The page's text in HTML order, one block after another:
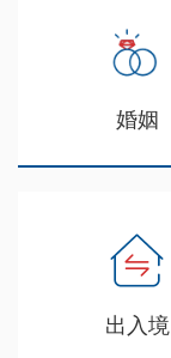
婚姻
出入境